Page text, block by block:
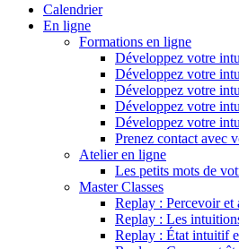
Calendrier
En ligne
Formations en ligne
Développez votre
Développez votre
Développez votre
Développez votre
Développez votre
Prenez contact avec
Atelier en ligne
Les petits mots de
Master Classes
Replay : Percevoir et
Replay : Les
Replay : État intuitif